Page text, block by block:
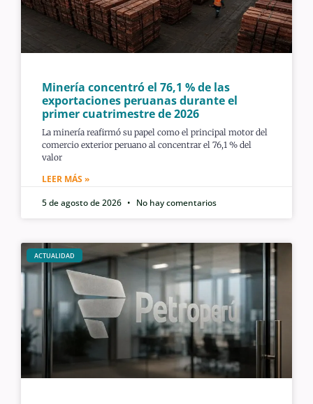
Minería concentró el 76,1 % de las
exportaciones peruanas durante el
primer cuatrimestre de 2026
La minería reafirmó su papel como el principal motor del
comercio exterior peruano al concentrar el 76,1 % del
valor
LEER MÁS »
5 de agosto de 2026
No hay comentarios
ACTUALIDAD